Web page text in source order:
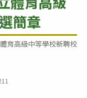
簡章
育高級中等學校新聘校長